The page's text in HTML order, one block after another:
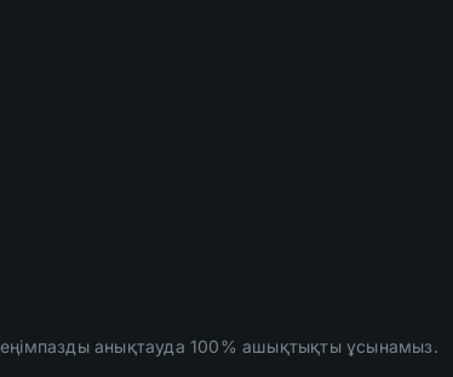
анықтауда 100% ашықтықты ұсынамыз.